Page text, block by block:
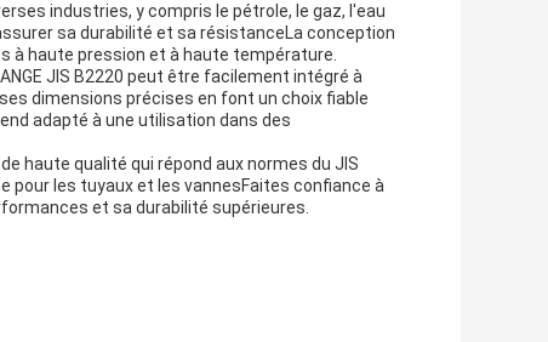
industries, y compris le pétrole, le gaz, l'eau
sa durabilité et sa résistanceLa conception
à haute pression et à haute température.
JIS B2220 peut être facilement intégré à
dimensions précises en font un choix fiable
adapté à une utilisation dans des
haute qualité qui répond aux normes du JIS
pour les tuyaux et les vannesFaites confiance à
et sa durabilité supérieures.